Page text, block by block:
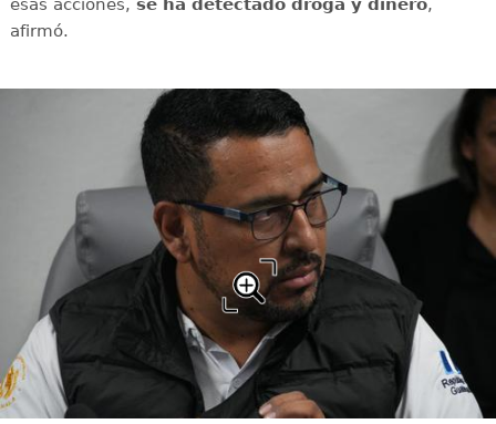
esas acciones, se ha detectado droga y dinero,
afirmó.